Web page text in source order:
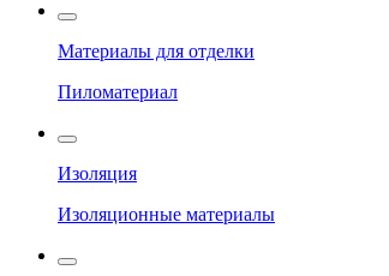
Материалы для отделки
Пиломатериал
Изоляция
Изоляционные материалы